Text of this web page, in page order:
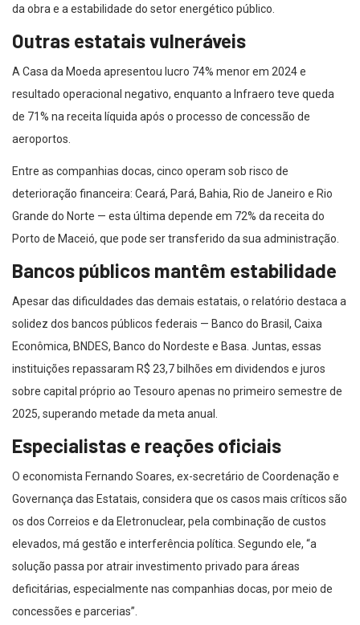
da obra e a estabilidade do setor energético público.
Outras estatais vulneráveis
A Casa da Moeda apresentou lucro 74% menor em 2024 e
resultado operacional negativo, enquanto a Infraero teve queda
de 71% na receita líquida após o processo de concessão de
aeroportos.
Entre as companhias docas, cinco operam sob risco de
deterioração financeira: Ceará, Pará, Bahia, Rio de Janeiro e Rio
Grande do Norte — esta última depende em 72% da receita do
Porto de Maceió, que pode ser transferido da sua administração.
Bancos públicos mantêm estabilidade
Apesar das dificuldades das demais estatais, o relatório destaca a
solidez dos bancos públicos federais — Banco do Brasil, Caixa
Econômica, BNDES, Banco do Nordeste e Basa. Juntas, essas
instituições repassaram R$ 23,7 bilhões em dividendos e juros
sobre capital próprio ao Tesouro apenas no primeiro semestre de
2025, superando metade da meta anual.
Especialistas e reações oficiais
O economista Fernando Soares, ex-secretário de Coordenação e
Governança das Estatais, considera que os casos mais críticos são
os dos Correios e da Eletronuclear, pela combinação de custos
elevados, má gestão e interferência política. Segundo ele, “a
solução passa por atrair investimento privado para áreas
deficitárias, especialmente nas companhias docas, por meio de
concessões e parcerias”.